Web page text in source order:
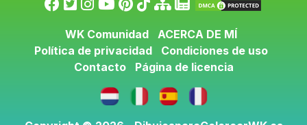
WK Comunidad
ACERCA DE MÍ
Política de privacidad
Condiciones de uso
Contacto
Página de licencia